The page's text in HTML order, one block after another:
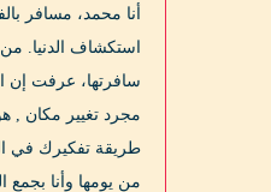
أنا محمد، مسافر
استكشاف الدنيا.
سافرتها، عرفت
مجرد تغيير مكان , هو
طريقة تفكيرك في
من يومها وأنا بجمع